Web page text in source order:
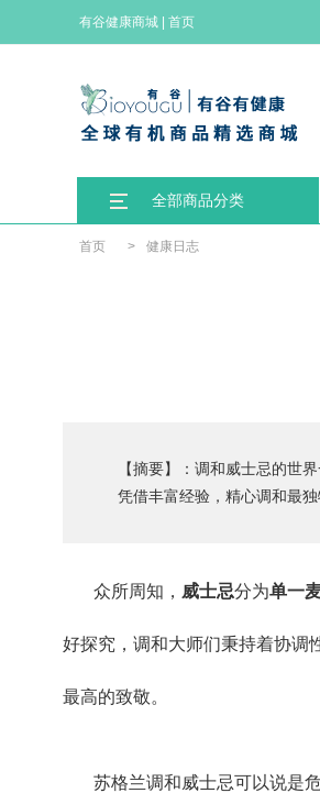
有谷健康商城 首页
全部商品分类
首页 > 健康日志
【摘要】：调和威士忌的世
凭借丰富经验，精心调和最
众所周知， 威士忌分为单一
好探究，调和大师们秉持着协调
最高的致敬。
苏格兰调和威士忌可以说是